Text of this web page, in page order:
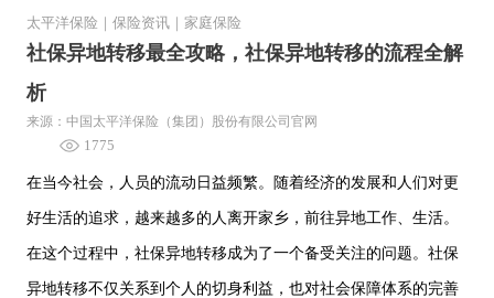
太平洋保险 保险资讯 家庭保险
社保异地转移最全攻略，社保异地转移的流程全解
析
来源：中国太平洋保险（集团）股份有限公司官网
1775
在当今社会，人员的流动日益频繁。随着经济的发展和人们对更
好生活的追求，越来越多的人离开家乡，前往异地工作、生活。
在这个过程中，社保异地转移成为了一个备受关注的问题。社保
异地转移不仅关系到个人的切身利益，也对社会保障体系的完善